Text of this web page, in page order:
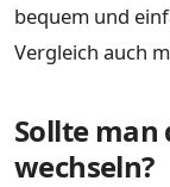
bequem und
Vergleich auch
Sollte
wechseln?